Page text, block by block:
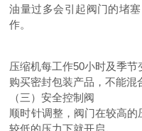
油量过多会引起阀门的堵
作。
压缩机每工作50小时及季
购买密封包装产品，不能混
（三）安全控制阀
顺时针调整，阀门在较高
较低的压力下就开启。